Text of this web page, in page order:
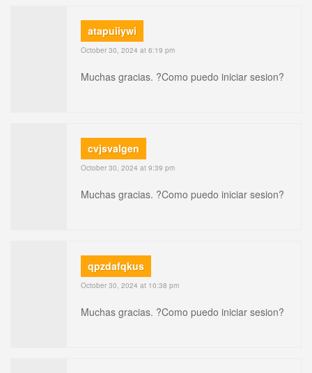
atapuiiywi
October 30, 2024 at 6:19 pm
Muchas gracias. ?Como puedo iniciar sesion?
cvjsvalgen
October 30, 2024 at 9:39 pm
Muchas gracias. ?Como puedo iniciar sesion?
qpzdafqkus
October 30, 2024 at 10:38 pm
Muchas gracias. ?Como puedo iniciar sesion?